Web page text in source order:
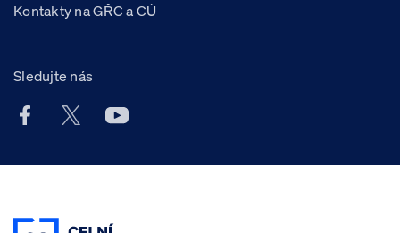
Kontakty na GŘC a CÚ
Sledujte nás
Facebook účet Celní správy ČR
X účet Celní správy ČR
Youtube účet Celní správy ČR